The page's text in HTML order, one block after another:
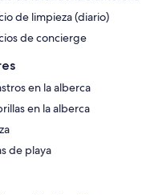
de limpieza (diario)
de concierge
en la alberca
en la alberca
de playa